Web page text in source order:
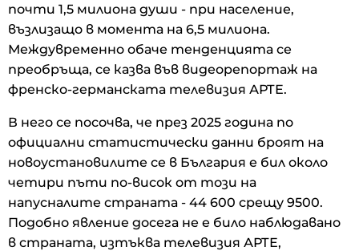
почти 1,5 милиона души - при население,
възлизащо в момента на 6,5 милиона.
Междувременно обаче тенденцията се
преобръща, се казва във видеорепортаж на
френско-германската телевизия АРТЕ.
В него се посочва, че през 2025 година по
официални статистически данни броят на
новоустановилите се в България е бил около
четири пъти по-висок от този на
напусналите страната - 44 600 срещу 9500.
Подобно явление досега не е било наблюдавано
в страната, изтъква телевизия АРТЕ,